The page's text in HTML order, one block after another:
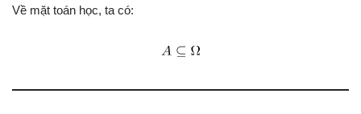
Về mặt toán học, ta có: